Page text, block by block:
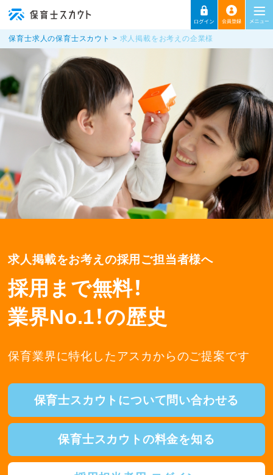
保育士求人の保育士スカウト 求人掲載をお考えの企業様
求人掲載をお考えの採用ご担当者様へ
採用まで無料！
業界No.1！の歴史
保育業界に特化したアスカからのご提案です
保育士スカウトについて問い合わせる
保育士スカウトの料金を知る